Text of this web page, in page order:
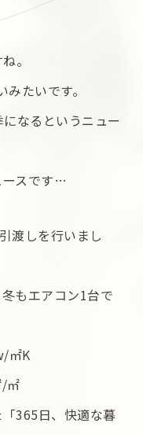
。
たいです。
なるというニュー
ースです…
渡しを行いまし
もエアコン1台で
㎡K
㎡
365日、快適な暮